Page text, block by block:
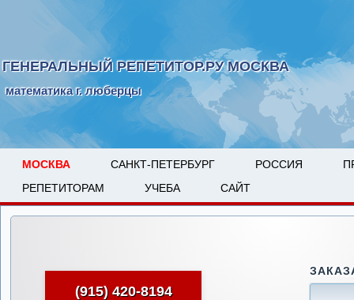
ГЕНЕРАЛЬНЫЙ РЕПЕТИТОР.РУ МОСКВА
математика г. люберцы
МОСКВА САНКТ-ПЕТЕРБУРГ РОССИЯ
РЕПЕТИТОРАМ
УЧЕБА САЙТ
(915) 420-8194